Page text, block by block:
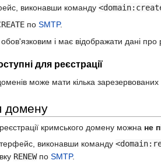
виконавши команду
по SMTP.
і має відображати дані про
для реєстрації
може мати кілька
домену
кримського домену можна не
виконавши команду
RENEWпо SMTP.